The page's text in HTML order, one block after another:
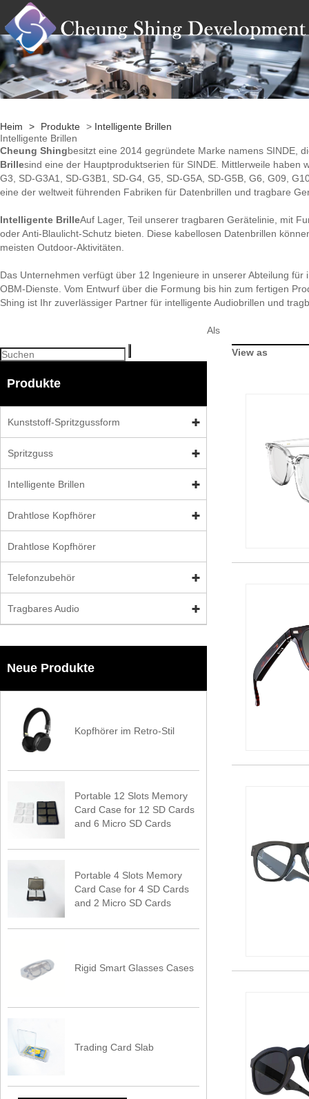
Heim > Produkte > Intelligente Brillen
Intelligente Brillen
Cheung Shingbesitzt eine 2014 gegründete Marke namens SINDE,
Brillesind eine der Hauptproduktserien für SINDE. Mittlerweile
G3, SD-G3A1, SD-G3B1, SD-G4, G5, SD-G5A, SD-G5B, G6, G09,
eine der weltweit führenden Fabriken für Datenbrillen und tragbare
Intelligente BrilleAuf Lager, Teil unserer tragbaren Gerätelinie, mit
oder Anti-Blaulicht-Schutz bieten. Diese kabellosen Datenbrillen
meisten Outdoor-Aktivitäten.
Das Unternehmen verfügt über 12 Ingenieure in unserer Abteilung
OBM-Dienste. Vom Entwurf über die Formung bis hin zum fertigen
Shing ist Ihr zuverlässiger Partner für intelligente Audiobrillen und
Produkte
Kunststoff-Spritzgussform
Spritzguss
Intelligente Brillen
Drahtlose Kopfhörer
Drahtlose Kopfhörer
Telefonzubehör
Tragbares Audio
Neue Produkte
Kopfhörer im Retro-Stil
Portable 12 Slots Memory
Card Case for 12 SD Cards
and 6 Micro SD Cards
Portable 4 Slots Memory
Card Case for 4 SD Cards
and 2 Micro SD Cards
Rigid Smart Glasses Cases
Trading Card Slab
View as
Als